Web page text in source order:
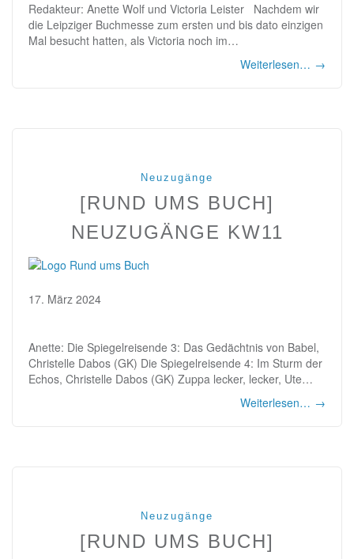
Redakteur: Anette Wolf und Victoria Leister Nachdem wir
die Leipziger Buchmesse zum ersten und bis dato einzigen
Mal besucht hatten, als Victoria noch im…
Weiterlesen… →
Neuzugänge
[RUND UMS BUCH]
NEUZUGÄNGE KW11
17. März 2024
Anette: Die Spiegelreisende 3: Das Gedächtnis von Babel,
Christelle Dabos (GK) Die Spiegelreisende 4: Im Sturm der
Echos, Christelle Dabos (GK) Zuppa lecker, lecker, Ute…
Weiterlesen… →
Neuzugänge
[RUND UMS BUCH]